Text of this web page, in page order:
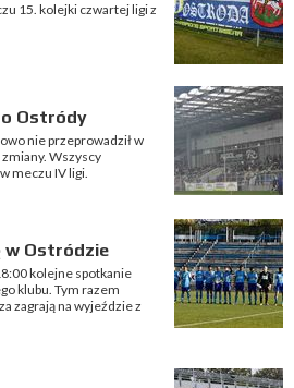
15. kolejki czwartej ligi z
Ostródy
nie przeprowadził w
Wszyscy
meczu IV ligi.
w Ostródzie
kolejne spotkanie
klubu. Tym razem
zagrają na wyjeździe z